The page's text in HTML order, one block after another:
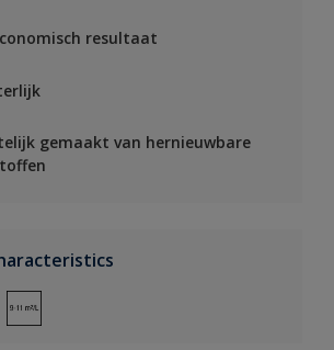
resultaat
gemaakt van hernieuwbare